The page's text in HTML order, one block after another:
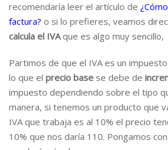
recomendaría leer el artículo de
factura? o si lo prefieres, veamos
calcula el IVAque es algo muy sencillo,
Partimos de que el IVA es un
lo que el precio base se debe de
impuesto dependiendo sobre el tipo
manera, si tenemos un producto que
IVA que trabaja es al 10% el precio
10% que nos daría 110. Pongamos